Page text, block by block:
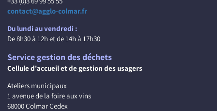
contact@agglo-colmar.fr
Du lundi au vendredi :
De 8h30 à 12h et de 14h à 17h30
Service gestion des déchets
Cellule d'accueil et de gestion des usagers
Ateliers municipaux
1 avenue de la foire aux vins
68000 Colmar Cedex